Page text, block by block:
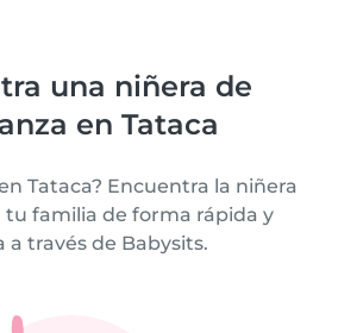
una niñera de
en Tataca
Tataca? Encuentra la niñera
tu familia de forma rápida y
a través de Babysits.